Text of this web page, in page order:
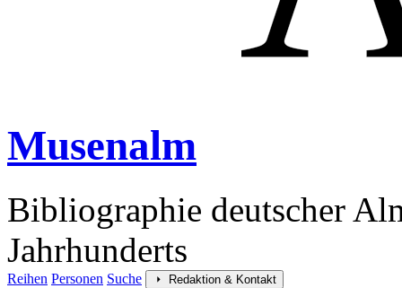
Musenalm
Bibliographie deutscher
Jahrhunderts
Reihen Personen Suche Redaktion & Kontakt